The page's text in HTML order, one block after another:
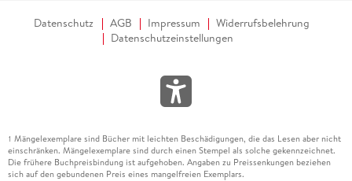
Datenschutz AGB Impressum
Widerrufsbelehrung
Datenschutzeinstellungen
1 Mängelexemplare sind Bücher mit leichten Beschädigungen, die das Lesen aber nicht
einschränken. Mängelexemplare sind durch einen Stempel als solche gekennzeichnet.
Die frühere Buchpreisbindung ist aufgehoben. Angaben zu Preissenkungen beziehen
sich auf den gebundenen Preis eines mangelfreien Exemplars.